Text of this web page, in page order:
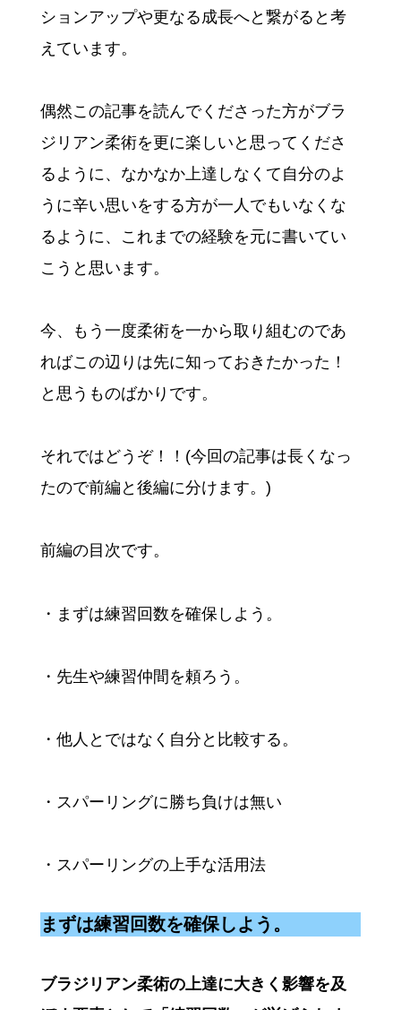
ションアップや更なる成長へと繋がると考
えています。
偶然この記事を読んでくださった方がブラ
ジリアン柔術を更に楽しいと思ってくださ
るように、なかなか上達しなくて自分のよ
うに辛い思いをする方が一人でもいなくな
るように、これまでの経験を元に書いてい
こうと思います。
今、もう一度柔術を一から取り組むのであ
ればこの辺りは先に知っておきたかった！
と思うものばかりです。
それではどうぞ！！(今回の記事は長くなっ
たので前編と後編に分けます。)
前編の目次です。
・まずは練習回数を確保しよう。
・先生や練習仲間を頼ろう。
・他人とではなく自分と比較する。
・スパーリングに勝ち負けは無い
・スパーリングの上手な活用法
まずは練習回数を確保しよう。
ブラジリアン柔術の上達に大きく影響を及